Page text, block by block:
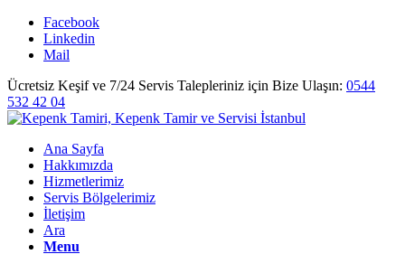
Facebook
Linkedin
Mail
Ücretsiz Keşif ve 7/24 Servis Talepleriniz için Bize Ulaşın: 0544
532 42 04
Ana Sayfa
Hakkımızda
Hizmetlerimiz
Servis Bölgelerimiz
İletişim
Ara
Menu